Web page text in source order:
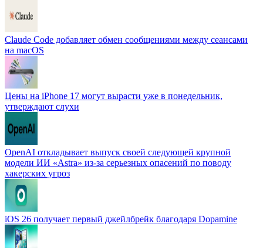
Claude Code добавляет обмен сообщениями между сеансами
на macOS
Цены на iPhone 17 могут вырасти уже в понедельник,
утверждают слухи
OpenAI откладывает выпуск своей следующей крупной
модели ИИ «Astra» из-за серьезных опасений по поводу
хакерских угроз
iOS 26 получает первый джейлбрейк благодаря Dopamine